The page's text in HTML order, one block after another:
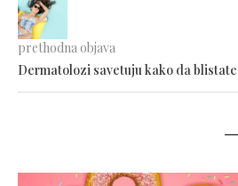
prethodna objava
Dermatolozi savetuju kako da